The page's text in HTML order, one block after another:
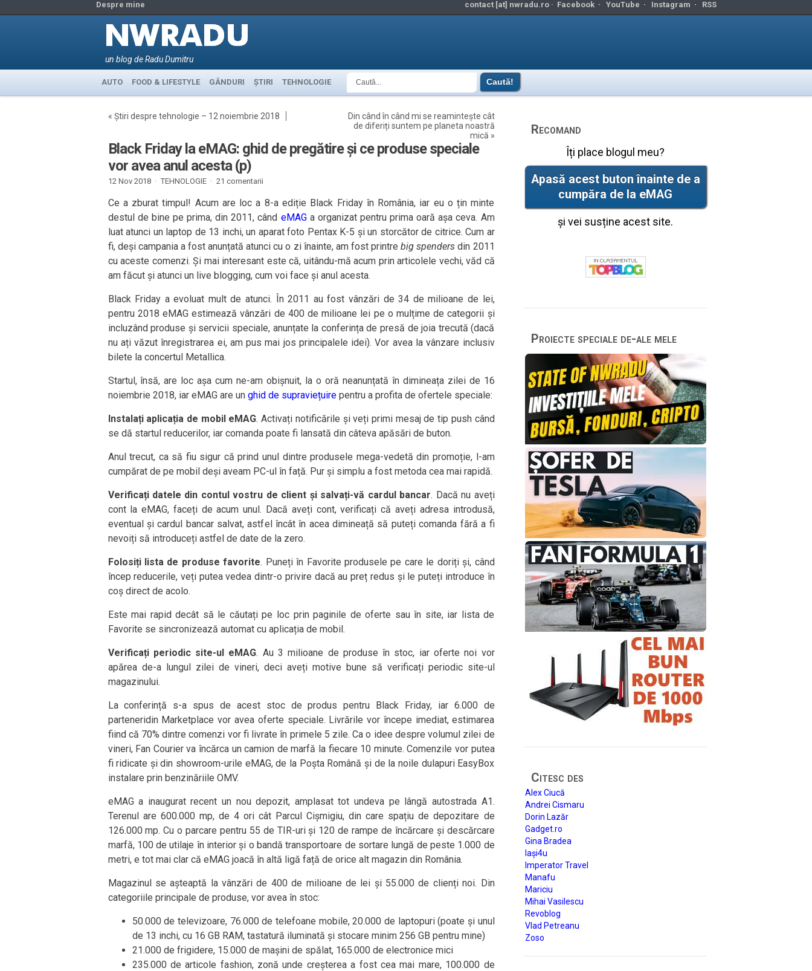
Despre mine contact [at] nwradu.ro · Facebook· YouTube · Instagram · RSS
un blog de Radu Dumitru
AUTO FOOD & LIFESTYLE GÂNDURI ȘTIRI TEHNOLOGIE
« Știri despre tehnologie – 12 noiembrie 2018
Din când în când mi se reamintește cât
de diferiți suntem pe planeta noastră
mică »
Black Friday la eMAG: ghid de pregătire și ce produse speciale
vor avea anul acesta (p)
12 Nov 2018 · TEHNOLOGIE· 21 comentarii
Ce a zburat timpul! Acum are loc a 8-a ediție Black Friday în România, iar eu o țin minte
destul de bine pe prima, din 2011, când eMAGa organizat pentru prima oară așa ceva. Am
luat atunci un laptop de 13 inchi, un aparat foto Pentax K-5 și un storcător de citrice. Cum ar
fi, deși campania a fost anunțată atunci cu o zi înainte, am fost printrebig spenders din 2011
cu aceste comenzi. Și mai interesant este că, uitându-mă acum prin articolele vechi, văd că
am făcut și atunci un live blogging, cum voi face și anul acesta.
Black Friday a evoluat mult de atunci. În 2011 au fost vânzări de 34 de milioane de lei,
pentru 2018 eMAG estimează vânzări de 400 de milioane lei pe o mulțime de categorii și
incluzând produse și servicii speciale, anunțate la conferința de presă de joia trecută (dacă
nu ați văzut înregistrarea ei, am pus mai jos principalele idei). Vor avea la vânzare inclusiv
bilete la concertul Metallica.
Startul, însă, are loc așa cum ne-am obișnuit, la o oră neanunțată în dimineața zilei de 16
noiembrie 2018, iar eMAG are un ghid de supraviețuirepentru a profita de ofertele speciale:
Instalați aplicația de mobil eMAG. Activați notificările și veți primi mesaj de tip push când
se dă startul reducerilor, iar comanda poate fi lansată din câteva apăsări de buton.
Anul trecut, ca să fiu sigur că prind unul dintre produsele mega-vedetă din promoție, l-am
cumpărat de pe mobil deși aveam PC-ul în față. Pur și simplu a fost metoda cea mai rapidă.
Verificați datele din contul vostru de client și salvați-vă cardul bancar. Dacă nu aveți
cont la eMAG, faceți de acum unul. Dacă aveți cont, verificați că aveți adresa introdusă,
eventual și cardul bancar salvat, astfel încât în acea dimineață să puteți comanda fără a fi
nevoiți să introduceți astfel de date de la zero.
Folosiți lista de produse favorite. Puneți în Favorite produsele pe care le doriți și, când
încep reducerile, veți putea vedea dintr-o privire dacă au preț redus și le puteți introduce în
coș direct de acolo.
Este mai rapid decât să le căutați pe loc prin paginile de oferte sau în site, iar lista de
Favorite se sincronizează automat cu aplicația de mobil.
Verificați periodic site-ul eMAG. Au 3 milioane de produse în stoc, iar oferte noi vor
apărea de-a lungul zilei de vineri, deci aveți motive bune să verificați periodic site-ul
magazinului.
La conferință s-a spus de acest stoc de produs pentru Black Friday, iar 6.000 de
parteneridin Marketplace vor avea oferte speciale. Livrările vor începe imediat, estimarea
fiind că 70% dintre comenzi vor fi livrate în primele 5 zile. Ca o idee despre volumul zilei de
vineri, Fan Courier va încărca un camion de marfă la fiecare 10 minute. Comenzile vor putea
fi ridicate și din showroom-urile eMAG, de la Poșta Română și de la noile dulapuri EasyBox
instalare prin benzinăriile OMV.
eMAG a inaugurat recent un nou depozit, amplasat tot undeva pe lângă autostrada A1.
Terenul are 600.000 mp, de 4 ori cât Parcul Cișmigiu, din care spațiu de depozitare de
126.000 mp. Cu o parcare pentru 55 de TIR-uri și 120 de rampe de încărcare și descărcare
marfă, 100 de utilaje în interior și o bandă transportoare de sortare lungă de peste 1.000 de
metri, e tot mai clar că eMAG joacă în altă ligă față de orice alt magazin din România.
Magazinul se așteaptă la vânzări de 400 de milioane de lei și 55.000 de clienți noi. Din
categoriile principale de produse, vor avea în stoc:
50.000 de televizoare, 76.000 de telefoane mobile, 20.000 de laptopuri (poate și unul
de 13 inchi, cu 16 GB RAM, tastatură iluminată și stocare minim 256 GB pentru mine)
21.000 de frigidere, 15.000 de mașini de spălat, 165.000 de electronice mici
235.000 de articole fashion, zonă unde creșterea a fost cea mai mare, 100.000 de
Recomand
Îți place blogul meu?
Apasă acest buton înainte de a
cumpăra de la eMAG
și vei susține acest site.
Proiecte speciale de-ale mele
Citesc des
Alex Ciucă
Andrei Cismaru
Dorin Lazăr
Gadget.ro
Gina Bradea
Iași4u
Imperator Travel
Manafu
Mariciu
Mihai Vasilescu
Revoblog
Vlad Petreanu
Zoso